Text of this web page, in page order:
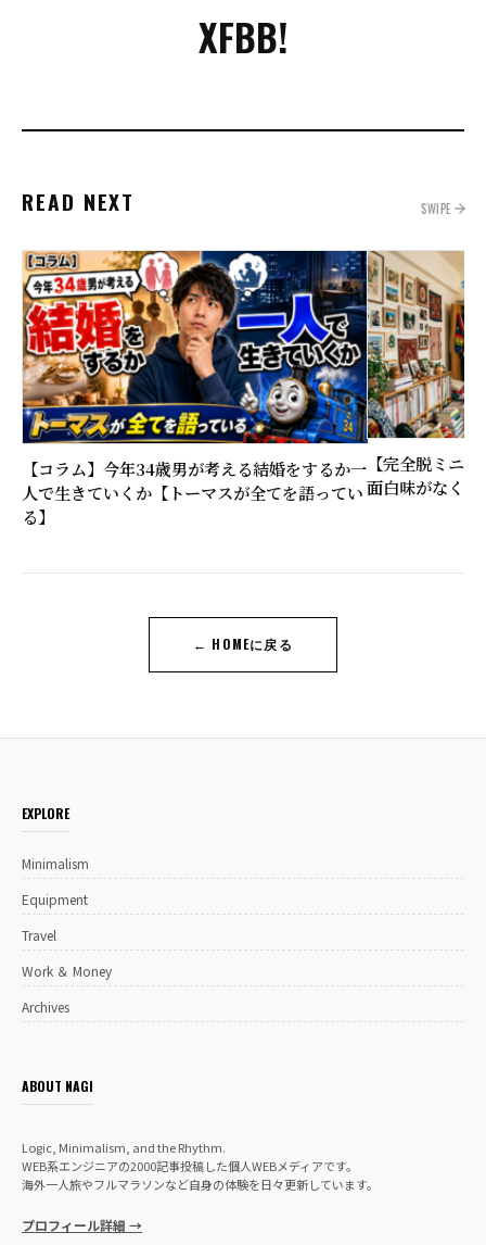
XFBB!
READ NEXT SWIPE
【コラム】今年34歳男が考える結婚をするか一
人で生きていくか【トーマスが全てを語ってい
る】
【完全脱ミニ
面白味がなく
← HOMEに戻る
EXPLORE
Minimalism
Equipment
Travel
Work ＆ Money
Archives
ABOUT NAGI
Logic, Minimalism, and the Rhythm.
WEB系エンジニアの2000記事投稿した個人WEBメディアです。
海外一人旅やフルマラソンなど自身の体験を日々更新しています。
プロフィール詳細 →